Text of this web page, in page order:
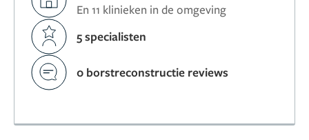
En 11 klinieken in de omgeving
5 specialisten
0 borstreconstructie reviews